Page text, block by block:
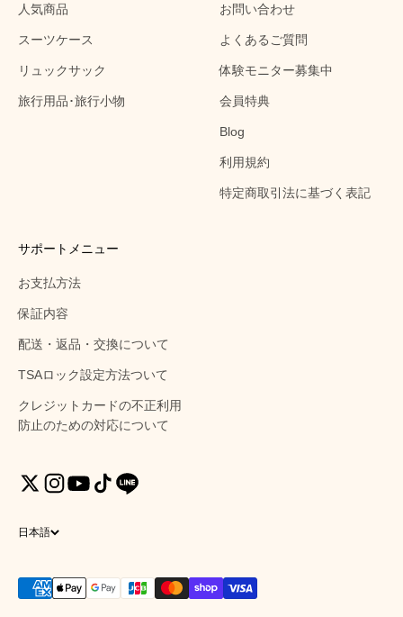
人気商品
スーツケース
リュックサック
旅行用品･旅行小物
お問い合わせ
よくあるご質問
体験モニター募集中
会員特典
Blog
利用規約
特定商取引法に基づく表記
サポートメニュー
お支払方法
保証内容
配送・返品・交換について
TSAロック設定方法ついて
クレジットカードの不正利用
防止のための対応について
日本語